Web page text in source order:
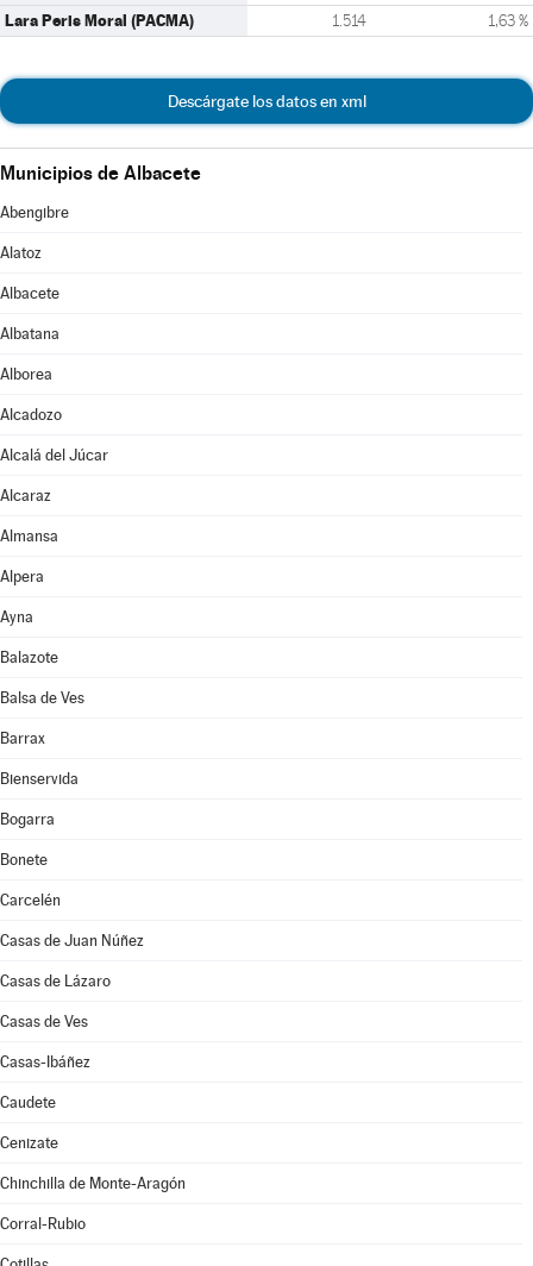
Lara Peris Moral (PACMA) 1.514 1,63 %
Descárgate los datos en xml
Municipios de Albacete
Abengibre
Alatoz
Albacete
Albatana
Alborea
Alcadozo
Alcalá del Júcar
Alcaraz
Almansa
Alpera
Ayna
Balazote
Balsa de Ves
Barrax
Bienservida
Bogarra
Bonete
Carcelén
Casas de Juan Núñez
Casas de Lázaro
Casas de Ves
Casas-Ibáñez
Caudete
Cenizate
Chinchilla de Monte-Aragón
Corral-Rubio